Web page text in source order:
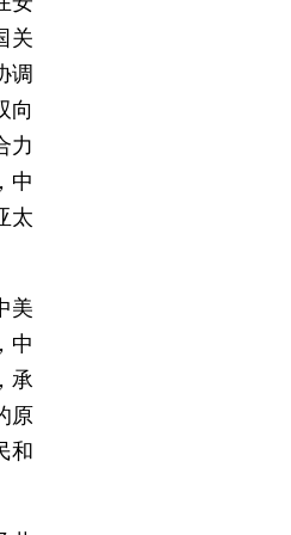
关
调
向
力
中
太
美
中
承
原
和